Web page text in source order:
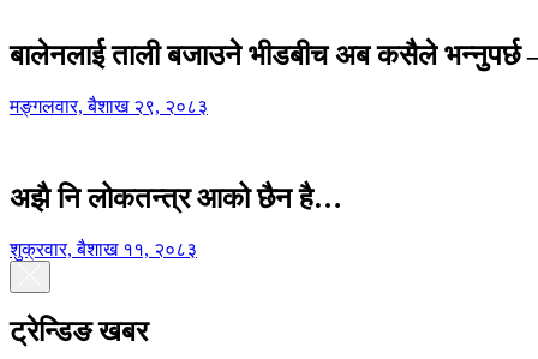
बालेनलाई ताली बजाउने भीडबीच अब कसैले
मङ्गलवार, बैशाख २९, २०८३
अझै नि लोकतन्त्र आको छैन है…
शुक्रवार, बैशाख ११, २०८३
ट्रेन्डिङ खबर